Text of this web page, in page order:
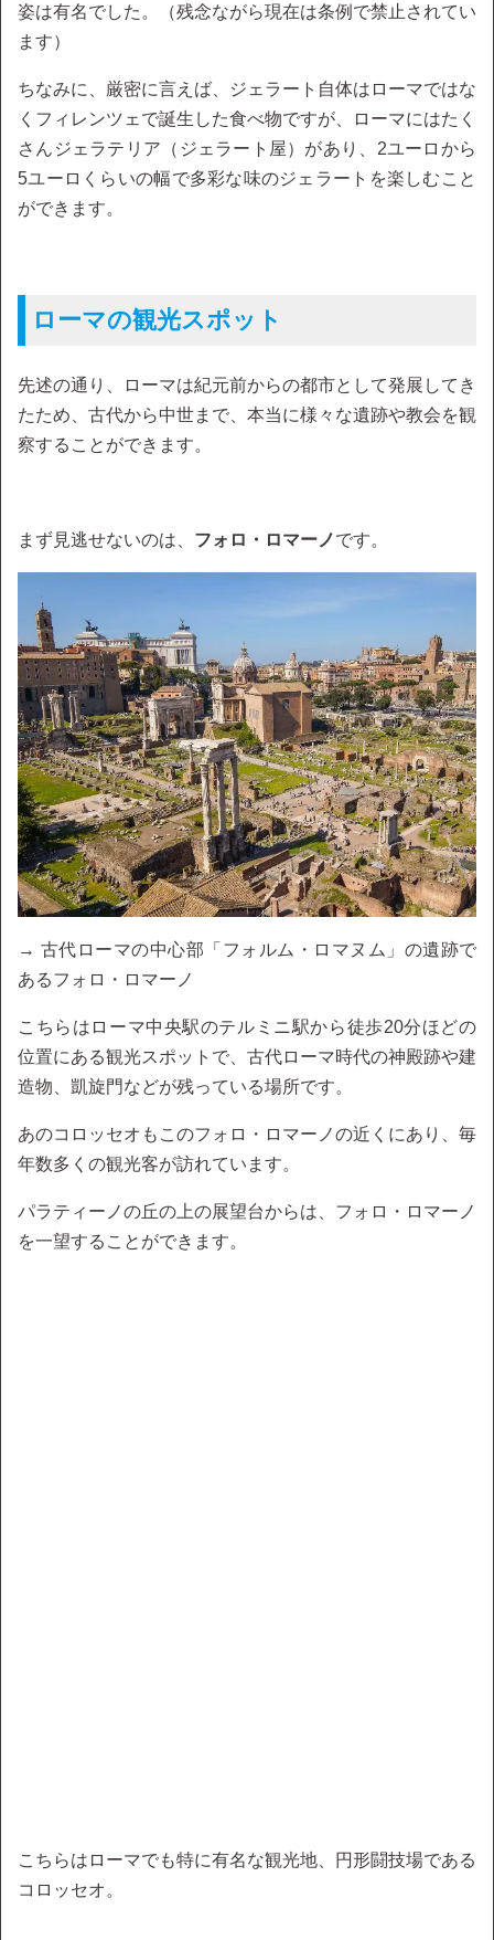
姿は有名でした。（残念ながら現在は条例で禁止されてい
ます）
ちなみに、厳密に言えば、ジェラート自体はローマではな
くフィレンツェで誕生した食べ物ですが、ローマにはたく
さんジェラテリア（ジェラート屋）があり、2ユーロから
5ユーロくらいの幅で多彩な味のジェラートを楽しむこと
ができます。
ローマの観光スポット
先述の通り、ローマは紀元前からの都市として発展してき
たため、古代から中世まで、本当に様々な遺跡や教会を観
察することができます。
まず見逃せないのは、 フォロ・ロマーノです。
→ 古代ローマの中心部「フォルム・ロマヌム」の遺跡で
あるフォロ・ロマーノ
こちらはローマ中央駅のテルミニ駅から徒歩20分ほどの
位置にある観光スポットで、古代ローマ時代の神殿跡や建
造物、凱旋門などが残っている場所です。
あのコロッセオもこのフォロ・ロマーノの近くにあり、毎
年数多くの観光客が訪れています。
パラティーノの丘の上の展望台からは、フォロ・ロマーノ
を一望することができます。
こちらはローマでも特に有名な観光地、円形闘技場である
コロッセオ。